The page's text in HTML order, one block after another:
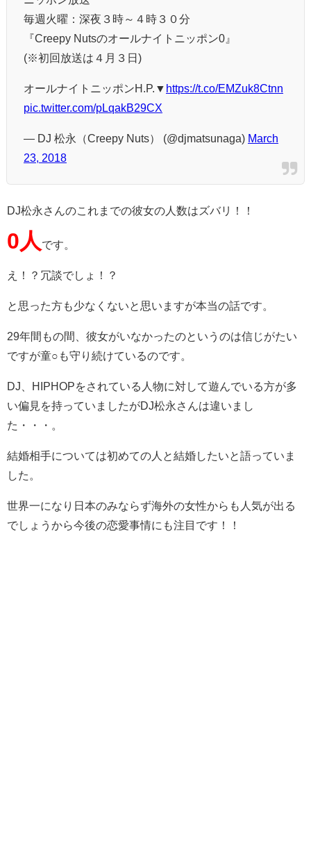
毎週火曜：深夜３時～４時３０分
『Creepy Nutsのオールナイトニッポン0』
(※初回放送は４月３日)
オールナイトニッポンH.P.▼ https://t.co/EMZuk8Ctnn
pic.twitter.com/pLqakB29CX
— DJ 松永（Creepy Nuts） (@djmatsunaga) March
23, 2018
DJ松永さんのこれまでの彼女の人数はズバリ！！
0人 です。
え！？冗談でしょ！？
と思った方も少なくないと思いますが本当の話です。
29年間もの間、彼女がいなかったのというのは信じがたい
ですが童○も守り続けているのです。
DJ、HIPHOPをされている人物に対して遊んでいる方が多
い偏見を持っていましたがDJ松永さんは違いまし
た・・・。
結婚相手については初めての人と結婚したいと語っていま
した。
世界一になり日本のみならず海外の女性からも人気が出る
でしょうから今後の恋愛事情にも注目です！！